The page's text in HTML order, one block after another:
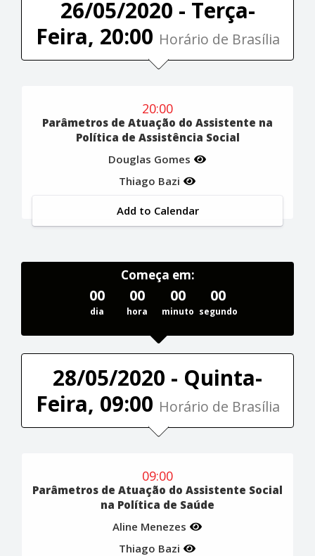
26/05/2020 - Terça-
Feira, 20:00 Horário de Brasília
20:00
Parâmetros de Atuação do Assistente na
Política de Assistência Social
Douglas Gomes
Thiago Bazi
Add to Calendar
Começa em:
00
dia
00
hora
00
minuto
00
segundo
28/05/2020 - Quinta-
Feira, 09:00 Horário de Brasília
09:00
Parâmetros de Atuação do Assistente Social
na Política de Saúde
Aline Menezes
Thiago Bazi